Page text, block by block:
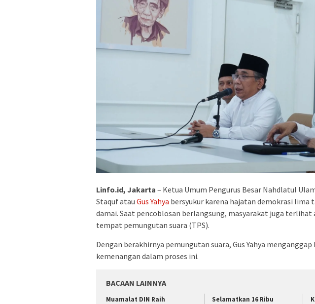
Linfo.id, Jakarta – Ketua Umum Pengurus Besar Nahdlatul
Staquf atau Gus Yahya bersyukur karena hajatan demokrasi lima
damai. Saat pencoblosan berlangsung, masyarakat juga
tempat pemungutan suara (TPS).
Dengan berakhirnya pemungutan suara, Gus Yahya
kemenangan dalam proses ini.
BACAAN LAINNYA
​Muamalat DIN Raih
​Selamatkan 16 Ribu